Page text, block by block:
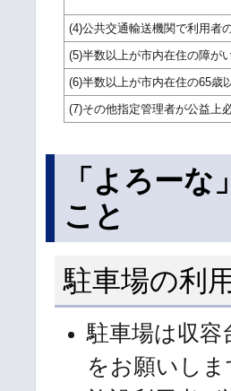
(4)公共交通輸送機関で利用者
(5)半数以上が市内在住の障が
(6)半数以上が市内在住の65歳
(7)その他指定管理者が公益上
「よろー
こと
駐車場の利
駐車場は収容
をお願いしま